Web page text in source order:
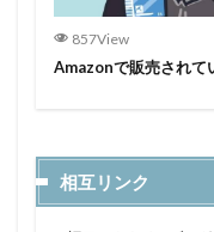
857View
Amazonで販売されて
相互リンク